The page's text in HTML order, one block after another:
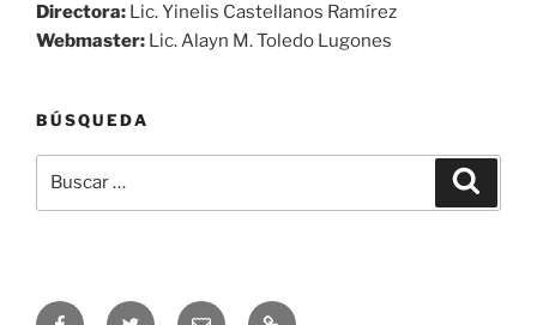
Directora: Lic. Yinelis Castellanos Ramírez
Webmaster: Lic. Alayn M. Toledo Lugones
BÚSQUEDA
por:
SíguenosSíguenosCorreo Audio